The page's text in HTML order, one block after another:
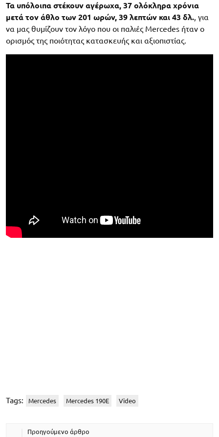
Τα υπόλοιπα στέκουν αγέρωχα, 37 ολόκληρα χρόνια
μετά τον άθλο των 201 ωρών, 39 λεπτών και 43 δλ., για
να μας θυμίζουν τον λόγο που οι παλιές Mercedes ήταν ο
ορισμός της ποιότητας κατασκευής και αξιοπιστίας.
Tags: Mercedes Mercedes 190E Video